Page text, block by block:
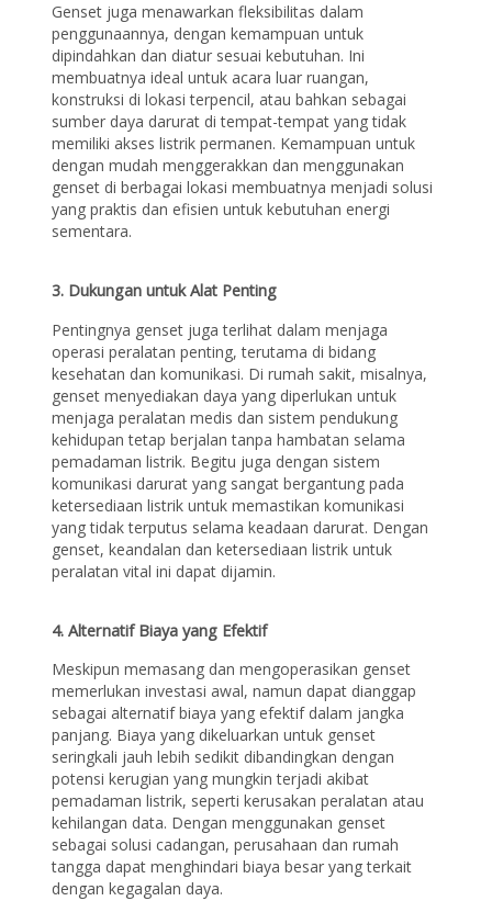
Genset juga menawarkan fleksibilitas dalam
penggunaannya, dengan kemampuan untuk
dipindahkan dan diatur sesuai kebutuhan. Ini
membuatnya ideal untuk acara luar ruangan,
konstruksi di lokasi terpencil, atau bahkan sebagai
sumber daya darurat di tempat-tempat yang tidak
memiliki akses listrik permanen. Kemampuan untuk
dengan mudah menggerakkan dan menggunakan
genset di berbagai lokasi membuatnya menjadi solusi
yang praktis dan efisien untuk kebutuhan energi
sementara.
3. Dukungan untuk Alat Penting
Pentingnya genset juga terlihat dalam menjaga
operasi peralatan penting, terutama di bidang
kesehatan dan komunikasi. Di rumah sakit, misalnya,
genset menyediakan daya yang diperlukan untuk
menjaga peralatan medis dan sistem pendukung
kehidupan tetap berjalan tanpa hambatan selama
pemadaman listrik. Begitu juga dengan sistem
komunikasi darurat yang sangat bergantung pada
ketersediaan listrik untuk memastikan komunikasi
yang tidak terputus selama keadaan darurat. Dengan
genset, keandalan dan ketersediaan listrik untuk
peralatan vital ini dapat dijamin.
4. Alternatif Biaya yang Efektif
Meskipun memasang dan mengoperasikan genset
memerlukan investasi awal, namun dapat dianggap
sebagai alternatif biaya yang efektif dalam jangka
panjang. Biaya yang dikeluarkan untuk genset
seringkali jauh lebih sedikit dibandingkan dengan
potensi kerugian yang mungkin terjadi akibat
pemadaman listrik, seperti kerusakan peralatan atau
kehilangan data. Dengan menggunakan genset
sebagai solusi cadangan, perusahaan dan rumah
tangga dapat menghindari biaya besar yang terkait
dengan kegagalan daya.